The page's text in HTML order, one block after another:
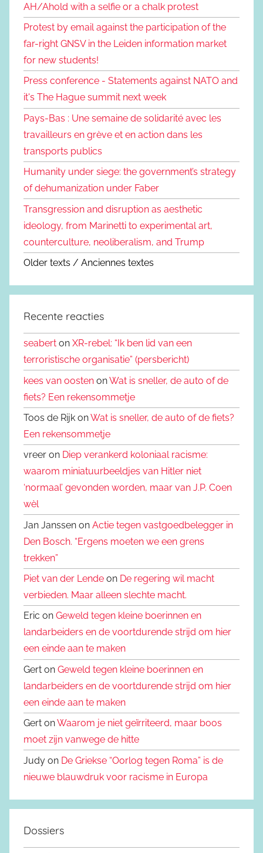
AH/Ahold with a selfie or a chalk protest
Protest by email against the participation of the
far-right GNSV in the Leiden information market
for new students!
Press conference - Statements against NATO and
it's The Hague summit next week
Pays-Bas : Une semaine de solidarité avec les
travailleurs en grève et en action dans les
transports publics
Humanity under siege: the government’s strategy
of dehumanization under Faber
Transgression and disruption as aesthetic
ideology, from Marinetti to experimental art,
counterculture, neoliberalism, and Trump
Older texts / Anciennes textes
Recente reacties
seabert on XR-rebel: “Ik ben lid van een
terroristische organisatie” (persbericht)
kees van oosten onWat is sneller, de auto of de
fiets? Een rekensommetje
Toos de Rijk onWat is sneller, de auto of de fiets?
Een rekensommetje
vreer on Diep verankerd koloniaal racisme:
waarom miniatuurbeeldjes van Hitler niet
‘normaal’ gevonden worden, maar van J.P. Coen
wèl
Jan Janssen on Actie tegen vastgoedbelegger in
Den Bosch. “Ergens moeten we een grens
trekken”
Piet van der Lende on De regering wil macht
verbieden. Maar alleen slechte macht.
Eric on Geweld tegen kleine boerinnen en
landarbeiders en de voortdurende strijd om hier
een einde aan te maken
Gert on Geweld tegen kleine boerinnen en
landarbeiders en de voortdurende strijd om hier
een einde aan te maken
Gert onWaarom je niet geïrriteerd, maar boos
moet zijn vanwege de hitte
Judy on De Griekse “Oorlog tegen Roma” is de
nieuwe blauwdruk voor racisme in Europa
Dossiers